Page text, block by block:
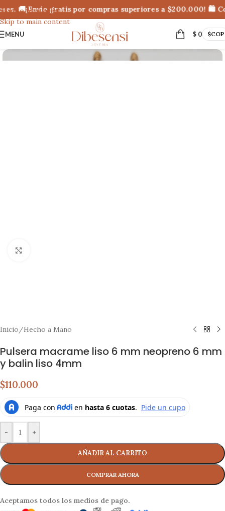
Skip to navigation
Skip to main content
🚚¡Envío gratis por compras superiores a $200.000!
MENU $0 $COP
Inicio/Hecho a Mano
Pulsera macrame liso 6 mm neopreno 6 mm
y balin liso 4mm
$110.000
- +
AÑADIR AL CARRITO
Aceptamos todos los medios de pago.